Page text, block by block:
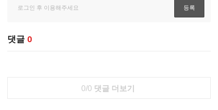
댓글 0
0/0 댓글 더보기